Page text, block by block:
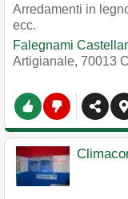
Arredamenti in
ecc.
Falegnami
Artigianale, 70013